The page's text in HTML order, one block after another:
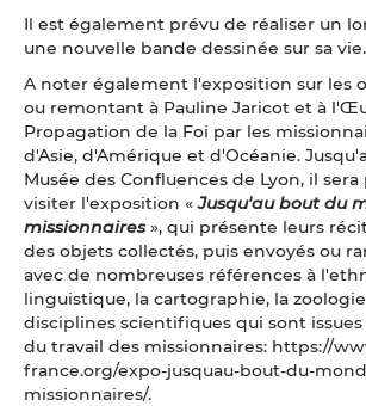
Il est également prévu de réaliser un
une nouvelle bande dessinée sur sa vie.
A noter également l'exposition sur les
ou remontant à Pauline Jaricot et à
Propagation de la Foi par les
d'Asie, d'Amérique et d'Océanie.
Musée des Confluences de Lyon, il
visiter l'exposition «Jusqu'au bout du
missionnaires», qui présente leurs
des objets collectés, puis envoyés ou
avec de nombreuses références à
linguistique, la cartographie, la
disciplines scientifiques qui sont
du travail des missionnaires: https://
france.org/expo-jusquau-bout-du-
missionnaires/.